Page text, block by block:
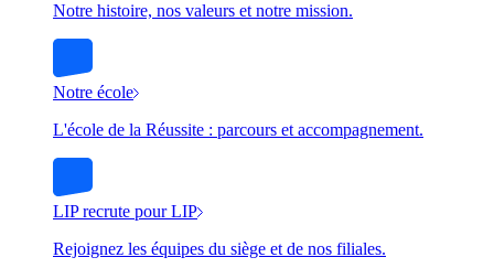
Notre histoire, nos valeurs et notre mission.
Notre école
L'école de la Réussite : parcours et accompagnement.
LIP recrute pour LIP
Rejoignez les équipes du siège et de nos filiales.